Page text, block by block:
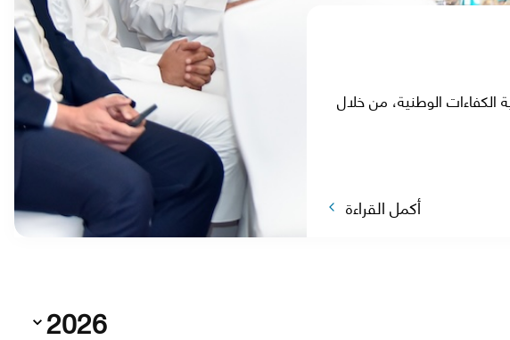
الكفاءات الوطنية، من خلال
أكمل القراءة
2026